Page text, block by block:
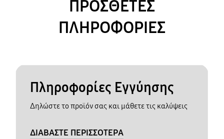
ΠΡΟΣΘΕΤΕΣ
ΠΛΗΡΟΦΟΡΙΕΣ
Πληροφορίες Εγγύησης
Δηλώστε το προϊόν σας και μάθετε τις καλύψεις
ΔΙΑΒΑΣΤΕ ΠΕΡΙΣΣΟΤΕΡΑ